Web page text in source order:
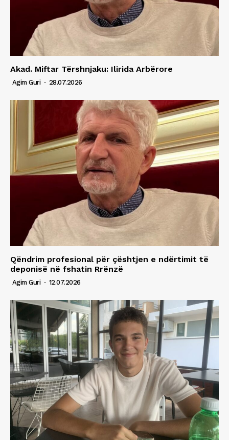
Akad. Miftar Tërshnjaku: Ilirida Arbërore
Agim Guri - 28.07.2026
Qëndrim profesional për çështjen e ndërtimit të
deponisë në fshatin Rrënzë
Agim Guri - 12.07.2026